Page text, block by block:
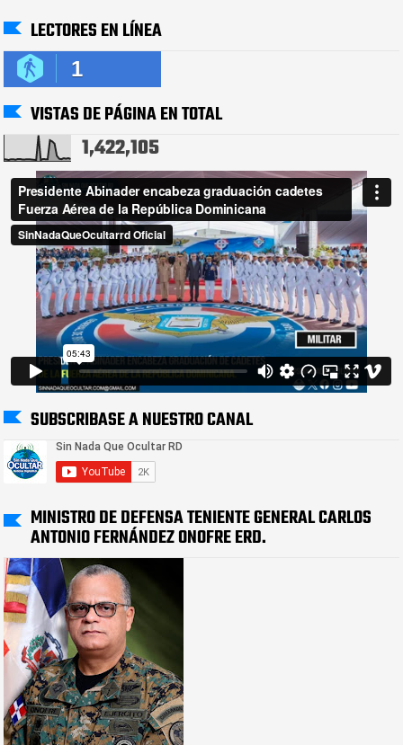
LECTORES EN LÍNEA
1
VISTAS DE PÁGINA EN TOTAL
1,422,105
SUBSCRIBASE A NUESTRO CANAL
MINISTRO DE DEFENSA TENIENTE GENERAL CARLOS
ANTONIO FERNÁNDEZ ONOFRE ERD.